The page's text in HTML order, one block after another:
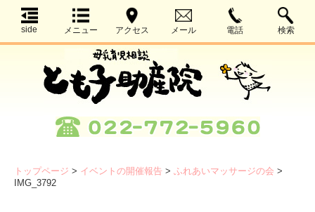
side メニュー アクセス メール 電話 検索
トップページ > イベントの開催報告 > ふれあいマッサージの会 >
IMG_3792